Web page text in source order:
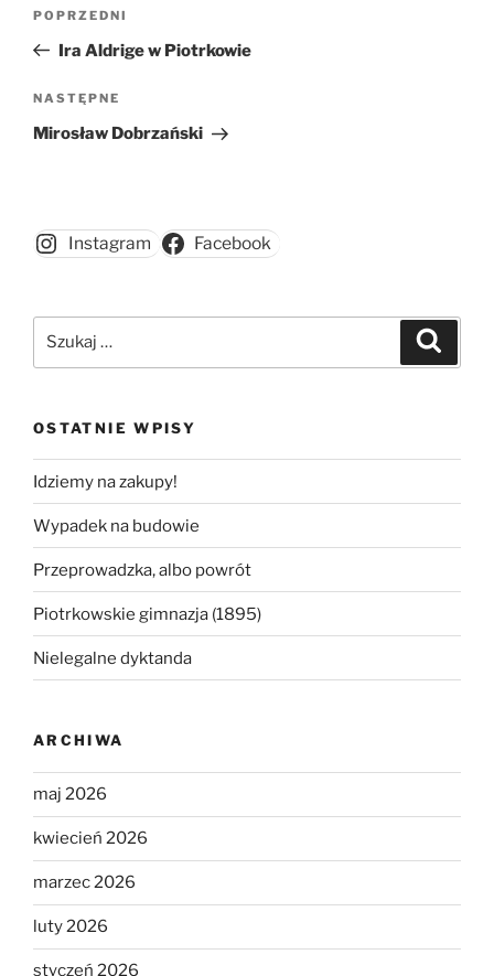
Poprzedni
wpis
POPRZEDNI
Ira Aldrige w Piotrkowie
Następny
wpis
NASTĘPNE
Mirosław Dobrzański
Instagram Facebook
OSTATNIE WPISY
Idziemy na zakupy!
Wypadek na budowie
Przeprowadzka, albo powrót
Piotrkowskie gimnazja (1895)
Nielegalne dyktanda
ARCHIWA
maj 2026
kwiecień 2026
marzec 2026
luty 2026
styczeń 2026